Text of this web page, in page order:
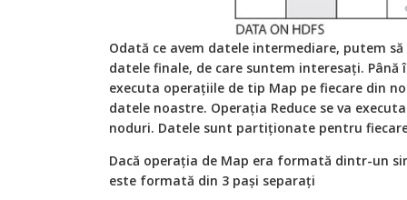
Odată ce avem datele intermediare, putem
datele finale, de care suntem interesați.
executa operațiile de tip Map pe fiecare din
datele noastre. Operația Reduce se va
noduri. Datele sunt partiționate pentru
Dacă operația de Map era formată dintr-un
este formată din 3 pași separați